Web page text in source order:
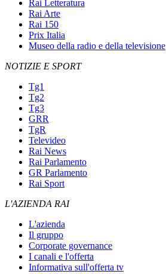
Rai Letteratura
Rai Arte
Rai 150
Prix Italia
Museo della radio e della televisione
NOTIZIE E SPORT
Tg1
Tg2
Tg3
GRR
TgR
Televideo
Rai News
Rai Parlamento
GR Parlamento
Rai Sport
L'AZIENDA RAI
L'azienda
Il gruppo
Corporate governance
I canali e l'offerta
Informativa sull'offerta tv